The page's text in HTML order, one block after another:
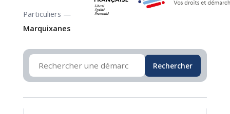
Particuliers —
Marquixanes
Rechercher